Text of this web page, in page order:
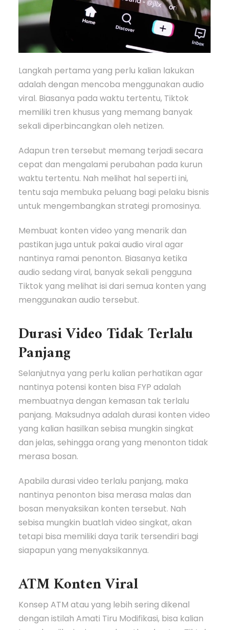
Langkah pertama yang perlu kalian lakukan
adalah dengan mencoba menggunakan audio
viral. Biasanya pada waktu tertentu, Tiktok
memiliki tren khusus yang memang banyak
sekali diperbincangkan oleh netizen.
Adapun tren tersebut memang terjadi secara
cepat dan mengalami perubahan pada kurun
waktu tertentu. Nah melihat hal seperti ini,
tentu saja membuka peluang bagi pelaku bisnis
untuk mengembangkan strategi promosinya.
Membuat konten video yang menarik dan
pastikan juga untuk pakai audio viral agar
nantinya ramai penonton. Biasanya ketika
audio sedang viral, banyak sekali pengguna
Tiktok yang melihat isi dari semua konten yang
menggunakan audio tersebut.
Durasi Video Tidak Terlalu
Panjang
Selanjutnya yang perlu kalian perhatikan agar
nantinya potensi konten bisa FYP adalah
membuatnya dengan kemasan tak terlalu
panjang. Maksudnya adalah durasi konten video
yang kalian hasilkan sebisa mungkin singkat
dan jelas, sehingga orang yang menonton tidak
merasa bosan.
Apabila durasi video terlalu panjang, maka
nantinya penonton bisa merasa malas dan
bosan menyaksikan konten tersebut. Nah
sebisa mungkin buatlah video singkat, akan
tetapi bisa memiliki daya tarik tersendiri bagi
siapapun yang menyaksikannya.
ATM Konten Viral
Konsep ATM atau yang lebih sering dikenal
dengan istilah Amati Tiru Modifikasi, bisa kalian